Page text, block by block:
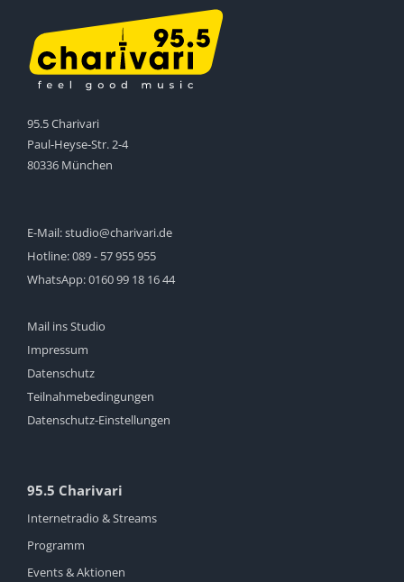
95.5 Charivari
Paul-Heyse-Str. 2-4
80336 München
E-Mail:studio@charivari.de
Hotline:089 - 57 955 955
WhatsApp:0160 99 18 16 44
Mail ins Studio
Impressum
Datenschutz
Teilnahmebedingungen
Datenschutz-Einstellungen
95.5 Charivari
Internetradio & Streams
Programm
Events & Aktionen